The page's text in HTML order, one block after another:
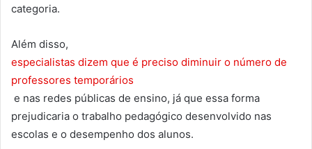
categoria.
Além disso,
especialistas dizem que é preciso diminuir o número de
professores temporários
e nas redes públicas de ensino, já que essa forma
prejudicaria o trabalho pedagógico desenvolvido nas
escolas e o desempenho dos alunos.